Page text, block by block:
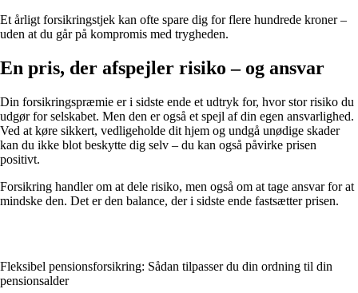
Et årligt forsikringstjek kan ofte spare dig for flere hundrede kroner –
uden at du går på kompromis med trygheden.
En pris, der afspejler risiko – og ansvar
Din forsikringspræmie er i sidste ende et udtryk for, hvor stor risiko du
udgør for selskabet. Men den er også et spejl af din egen ansvarlighed.
Ved at køre sikkert, vedligeholde dit hjem og undgå unødige skader
kan du ikke blot beskytte dig selv – du kan også påvirke prisen
positivt.
Forsikring handler om at dele risiko, men også om at tage ansvar for at
mindske den. Det er den balance, der i sidste ende fastsætter prisen.
Fleksibel pensionsforsikring: Sådan tilpasser du din ordning til din
pensionsalder